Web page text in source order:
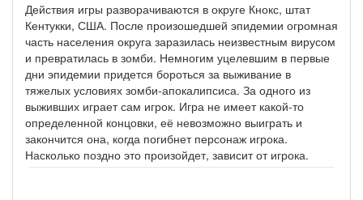
Действия игры разворачиваются в округе Кнокс, штат
Кентукки, США. После произошедшей эпидемии огромная
часть населения округа заразилась неизвестным вирусом
и превратилась в зомби. Немногим уцелевшим в первые
дни эпидемии придется бороться за выживание в
тяжелых условиях зомби-апокалипсиса. За одного из
выживших играет сам игрок. Игра не имеет какой-то
определенной концовки, её невозможно выиграть и
закончится она, когда погибнет персонаж игрока.
Насколько поздно это произойдет, зависит от игрока.